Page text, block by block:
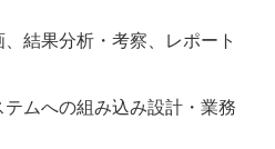
結果分析・考察、レポート
ムへの組み込み設計・業務